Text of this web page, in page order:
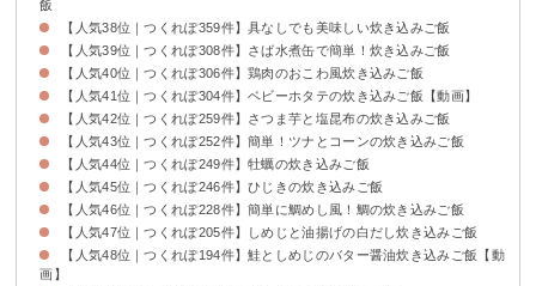
飯
【人気38位｜つくれぽ359件】具なしでも美味しい炊き込みご飯
【人気39位｜つくれぽ308件】さば水煮缶で簡単！炊き込みご飯
【人気40位｜つくれぽ306件】鶏肉のおこわ風炊き込みご飯
【人気41位｜つくれぽ304件】ベビーホタテの炊き込みご飯【動画】
【人気42位｜つくれぽ259件】さつま芋と塩昆布の炊き込みご飯
【人気43位｜つくれぽ252件】簡単！ツナとコーンの炊き込みご飯
【人気44位｜つくれぽ249件】牡蠣の炊き込みご飯
【人気45位｜つくれぽ246件】ひじきの炊き込みご飯
【人気46位｜つくれぽ228件】簡単に鯛めし風！鯛の炊き込みご飯
【人気47位｜つくれぽ205件】しめじと油揚げの白だし炊き込みご飯
【人気48位｜つくれぽ194件】鮭としめじのバター醤油炊き込みご飯【動
画】